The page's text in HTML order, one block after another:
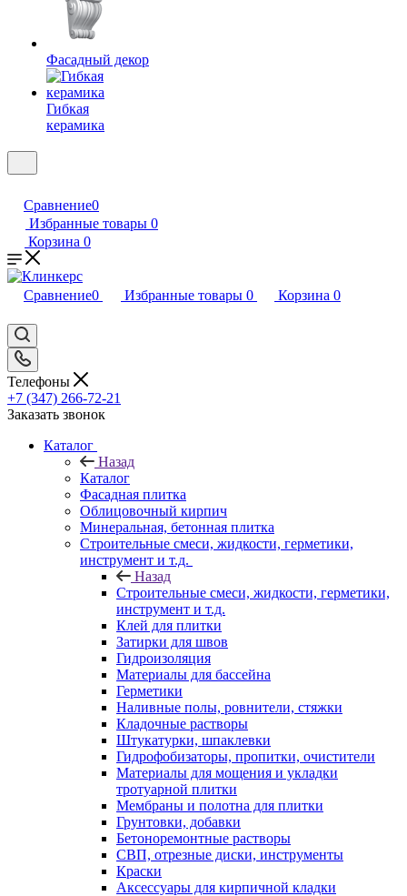
Фасадный декор
Гибкая
керамика
Сравнение0
Избранные товары 0
Корзина 0
Сравнение0 Избранные товары 0 Корзина 0
Телефоны
+7 (347) 266-72-21
Заказать звонок
Каталог
Назад
Каталог
Фасадная плитка
Облицовочный кирпич
Минеральная, бетонная плитка
Строительные смеси, жидкости, герметики,
инструмент и т.д.
Назад
Строительные смеси, жидкости, герметики,
инструмент и т.д.
Клей для плитки
Затирки для швов
Гидроизоляция
Материалы для бассейна
Герметики
Наливные полы, ровнители, стяжки
Кладочные растворы
Штукатурки, шпаклевки
Гидрофобизаторы, пропитки, очистители
Материалы для мощения и укладки
тротуарной плитки
Мембраны и полотна для плитки
Грунтовки, добавки
Бетоноремонтные растворы
СВП, отрезные диски, инструменты
Краски
Аксессуары для кирпичной кладки